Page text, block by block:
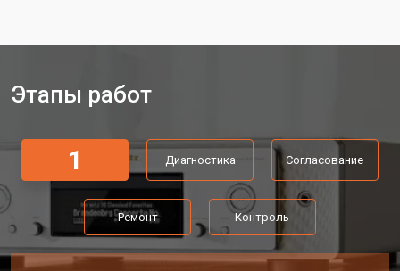
Этапы работ
1 Диагностика Согласование
Ремонт Контроль